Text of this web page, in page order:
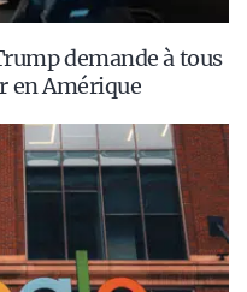
demande à tous
en Amérique